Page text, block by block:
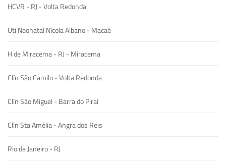
HCVR - RJ - Volta Redonda
Uti Neonatal Nícola Albano - Macaé
H de Miracema - RJ - Miracema
Clín São Camilo - Volta Redonda
Clín São Miguel - Barra do Piraí
Clín Sta Amélia - Angra dos Reis
Rio de Janeiro - RJ